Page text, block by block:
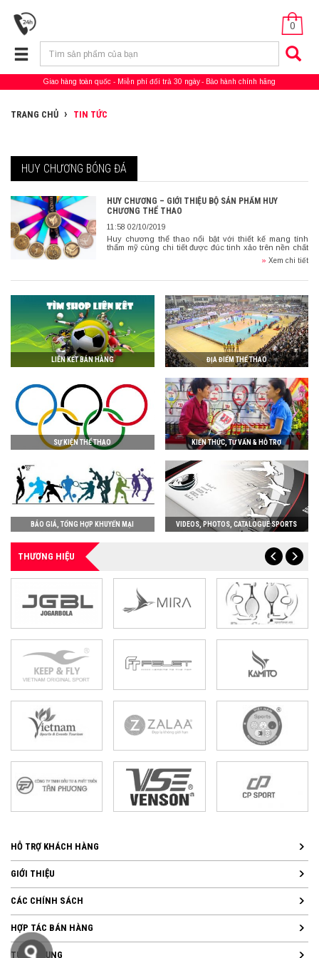
0
Giao hàng toàn quốc Miễn phí đổi trả 30 ngày Bảo hành chính hãng
TRANG CHỦ TIN TỨC
HUY CHƯƠNG BÓNG ĐÁ
HUY CHƯƠNG – GIỚI THIỆU BỘ SẢN PHẨM HUY
CHƯƠNG THỂ THAO
11:58 02/10/2019
Huy chương thể thao nổi bật với thiết kế mang tính
thẩm mỹ cùng chi tiết được đúc tinh xảo trên nền chất
» Xem chi tiết
LIÊN KẾT BÁN HÀNG ĐỊA ĐIỂM THỂ THAO
SỰ KIỆN THỂ THAO KIẾN THỨC, TƯ VẤN & HỖ TRỢ
BÁO GIÁ, TỔNG HỢP KHUYẾN MẠI VIDEOS, PHOTOS, CATALOGUE SPORTS
THƯƠNG HIỆU
HỖ TRỢ KHÁCH HÀNG
GIỚI THIỆU
CÁC CHÍNH SÁCH
HỢP TÁC BÁN HÀNG
TUYỂN DỤNG